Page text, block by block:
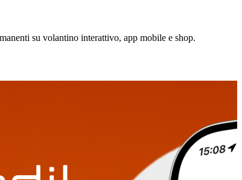
su volantino interattivo, app mobile e shop.